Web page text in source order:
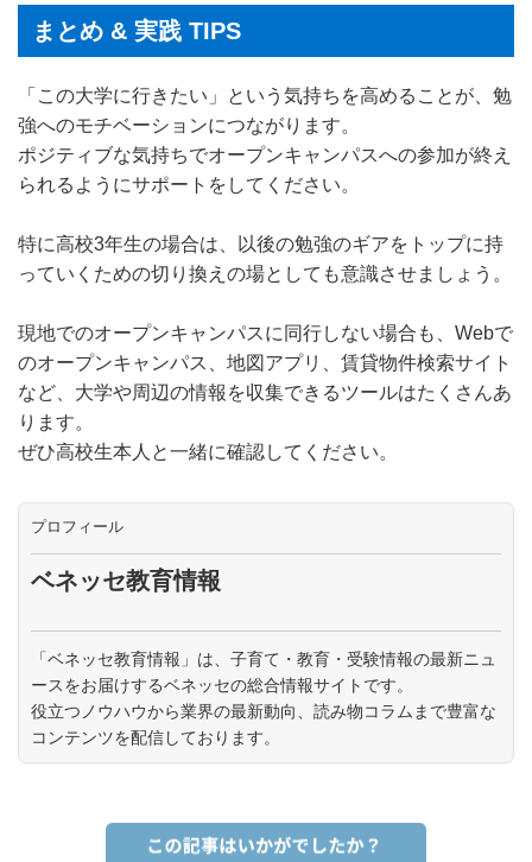
まとめ & 実践 TIPS
「この大学に行きたい」という気持ちを高めることが、勉
強へのモチベーションにつながります。
ポジティブな気持ちでオープンキャンパスへの参加が終え
られるようにサポートをしてください。
特に高校3年生の場合は、以後の勉強のギアをトップに持
っていくための切り換えの場としても意識させましょう。
現地でのオープンキャンパスに同行しない場合も、Webで
のオープンキャンパス、地図アプリ、賃貸物件検索サイト
など、大学や周辺の情報を収集できるツールはたくさんあ
ります。
ぜひ高校生本人と一緒に確認してください。
プロフィール
ベネッセ教育情報
「ベネッセ教育情報」は、子育て・教育・受験情報の最新ニュ
ースをお届けするベネッセの総合情報サイトです。
役立つノウハウから業界の最新動向、読み物コラムまで豊富な
コンテンツを配信しております。